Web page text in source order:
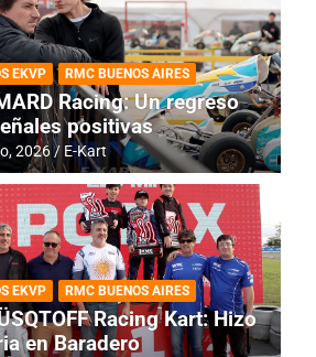
jornada
EKVP RMC BUENOS AIRES
Racing: Un regreso
positivas
2026 E-Kart
EKVP RMC BUENOS AIRES
Racing Kart: Hizo
en Baradero